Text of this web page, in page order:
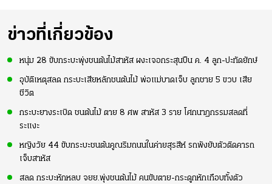
ข่าวที่เกี่ยวข้อง
หนุ่ม 28 ขับกระบะพุ่งชนต้นไม้สาหัส ผงะเจอกระสุนปืน ค. 4 ลูก-ปะทัดยักษ์
อุบัติเหตุสลด กระบะเสียหลักชนต้นไม้ พ่อแม่บาดเจ็บ ลูกชาย 5 ขวบ เสีย
ชีวิต
กระบะยางระเบิด ชนต้นไม้ ตาย 8 ศพ สาหัส 3 ราย โศกนาฏกรรมสลดที่
ระแงะ
หญิงวัย 44 ขับกระบะชนต้นคูณริมถนนในค่ายสุรสีห์ รถพังยับตัวติดคารถ
เจ็บสาหัส
สลด กระบะหักหลบ จยย.พุ่งชนต้นไม้ คนขับตาย-กระดูกหักเกือบทั้งตัว